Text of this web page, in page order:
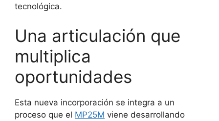
tecnológica.
Una articulación que
multiplica
oportunidades
Esta nueva incorporación se integra a un
proceso que el MP25M viene desarrollando